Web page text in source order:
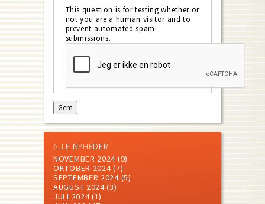
This question is for testing whether or
not you are a human visitor and to
prevent automated spam
submissions.
ALLE NYHEDER
NOVEMBER 2024 (9)
OKTOBER 2024(7)
SEPTEMBER 2024(5)
AUGUST 2024(3)
JULI 2024(1)